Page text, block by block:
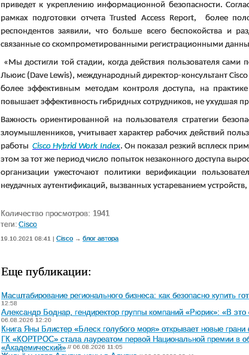
приведет к укреплению информационной безопасности.
рамках подготовки отчетаTrusted Access Report, более
респондентов заявили, что больше всего беспокойства и
связанные со скомпрометированными регистрационными
«Мы достигли той стадии, когда действия пользователя
Льюис (Dave Lewis), международный директор-консультантCisco
более эффективным методам контроля доступа, на
повышает эффективность гибридных сотрудников, не ухудшая
Важность ориентированной на пользователя стратегии
злоумышленников, учитывает характер рабочих действий
работыCisco Hybrid Work Index. Он показал резкий всплеск
этом за тот же период число попыток незаконного доступа
организации ужесточают политики верификации
неудачных аутентификаций, вызванных устареванием
Количество просмотров: 1941
теги: Cisco
19.10.2021 08:41 | Cisco → блог автора
Еще публикации:
Масштабирование регионального бизнеса: как безопасно купить
12:58
Александр Боднар, гендиректор группы компаний «Рюрик»: «В
06.08.2026 12:20
Книга Яны Блистер «Блеск голубого моря» открывает новые
ГК «КОРТРОС» стала лауреатом первой Национальной премии в
«Академический» // 06.08.2026 11:05